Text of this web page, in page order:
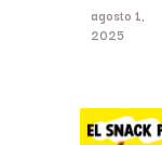
agosto 1,
2025